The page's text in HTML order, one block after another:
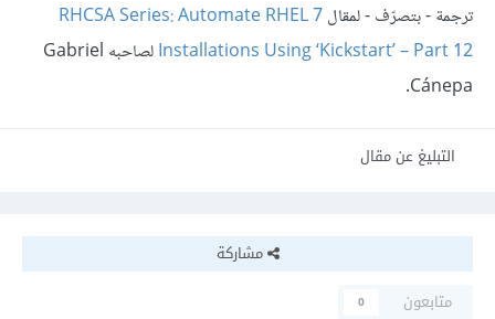
ترجمة - بتصرّف - لمقالRHCSA Series: Automate RHEL 7
Installations Using ‘Kickstart’ – Part 12
لصاحبه Gabriel
Cánepa.
التبليغ عن مقال
مشاركة
متابعون
0